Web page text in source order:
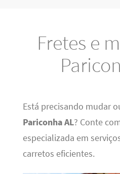
Fretes e
Está precisando mudar
Pariconha AL? Conte
especializada em
carretos eficientes.